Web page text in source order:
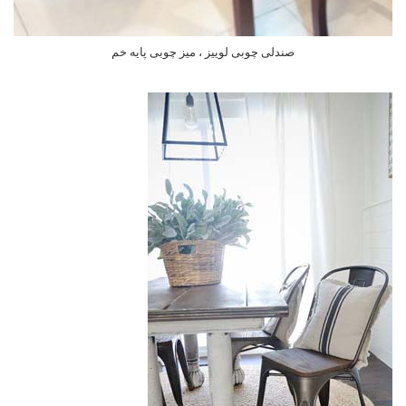
صندلی چوبی لوییز ، میز چوبی پایه خم
اطلاعات بیشتر